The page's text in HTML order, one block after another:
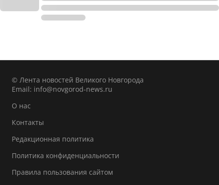
© Лента новостей Великого Новгорода
Email: info@novgorod-news.ru
О нас
Контакты
Редакционная политика
Политика конфиденциальности
Правила пользования сайтом